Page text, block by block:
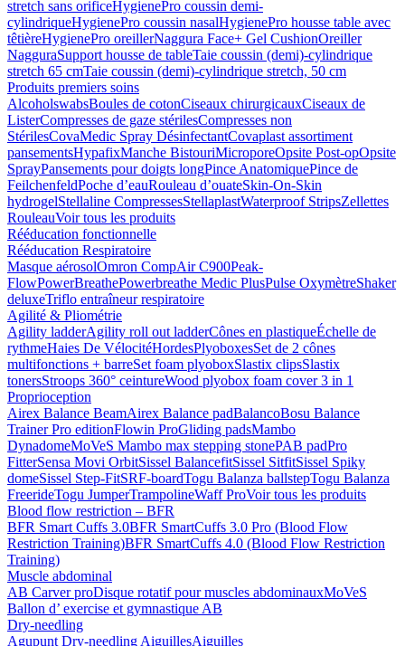
stretch sans orificeHygienePro coussin demi-
cylindriqueHygienePro coussin nasalHygienePro housse table avec
têtièreHygienePro oreillerNaggura Face+ Gel CushionOreiller
NagguraSupport housse de tableTaie coussin (demi)-cylindrique
stretch 65 cmTaie coussin (demi)-cylindrique stretch, 50 cm
Produits premiers soins
AlcoholswabsBoules de cotonCiseaux chirurgicauxCiseaux de
ListerCompresses de gaze stérilesCompresses non
StérilesCovaMedic Spray DésinfectantCovaplast assortiment
pansementsHypafixManche BistouriMicroporeOpsite Post-opOpsite
SprayPansements pour doigts longPince AnatomiquePince de
FeilchenfeldPoche d’eauRouleau d’ouateSkin-On-Skin
hydrogelStellaline CompressesStellaplastWaterproof StripsZellettes
RouleauVoir tous les produits
Rééducation fonctionnelle
Rééducation Respiratoire
Masque aérosolOmron CompAir C900Peak-
FlowPowerBreathePowerbreathe Medic PlusPulse OxymètreShaker
deluxeTriflo entraîneur respiratoire
Agilité & Pliométrie
Agility ladderAgility roll out ladderCônes en plastiqueÉchelle de
rythmeHaies De VélocitéHordesPlyoboxesSet de 2 cônes
multifonctions + barreSet foam plyoboxSlastix clipsSlastix
tonersStroops 360° ceintureWood plyobox foam cover 3 in 1
Proprioception
Airex Balance BeamAirex Balance padBalancoBosu Balance
Trainer Pro editionFlowin ProGliding padsMambo
DynadomeMoVeS Mambo max stepping stonePAB padPro
FitterSensa Movi OrbitSissel BalancefitSissel SitfitSissel Spiky
domeSissel Step-FitSRF-boardTogu Balanza ballstepTogu Balanza
FreerideTogu JumperTrampolineWaff ProVoir tous les produits
Blood flow restriction – BFR
BFR Smart Cuffs 3.0BFR SmartCuffs 3.0 Pro (Blood Flow
Restriction Training)BFR SmartCuffs 4.0 (Blood Flow Restriction
Training)
Muscle abdominal
AB Carver proDisque rotatif pour muscles abdominauxMoVeS
Ballon d’ exercise et gymnastique AB
Dry-needling
Agupunt Dry-needling AiguillesAiguilles